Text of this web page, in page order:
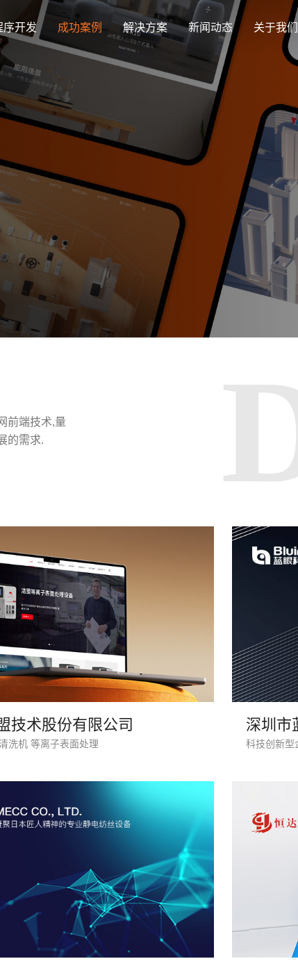
创意品牌型网站建设
企业品牌高端网站设计
响应式网站建设
适应各个终端设备网站
购物商城系统开发
零售在线电子商务网站
序开发 成功案例
集团上市网站 购物商城网站
实现电子商务化运营
外贸出口网站
外贸进出口网站开发
企业品牌官网
创意品牌型网站建设
解决方案
解决方案
定制化视觉设计与互动策划方案
片半导体网站建设解决方
案
新能源行业网站建设解决
案
购物商城网站建设解决方案 品牌形象网站建设解决方
门户网站建设解决方案 营销型网站建设解决方案
新闻动态
最新签约 公司新闻
Company news
行业新闻
Industry information
网站设计
Website Design
关于我们
公司介绍
致力于互联网品牌建设
汇款方式
多种付款方式方便快
发展历程
一路走来感谢您的陪伴
前端技术,量
的需求.
技术股份有限公司
洗机 等离子表面处理
深圳市
科技创新型